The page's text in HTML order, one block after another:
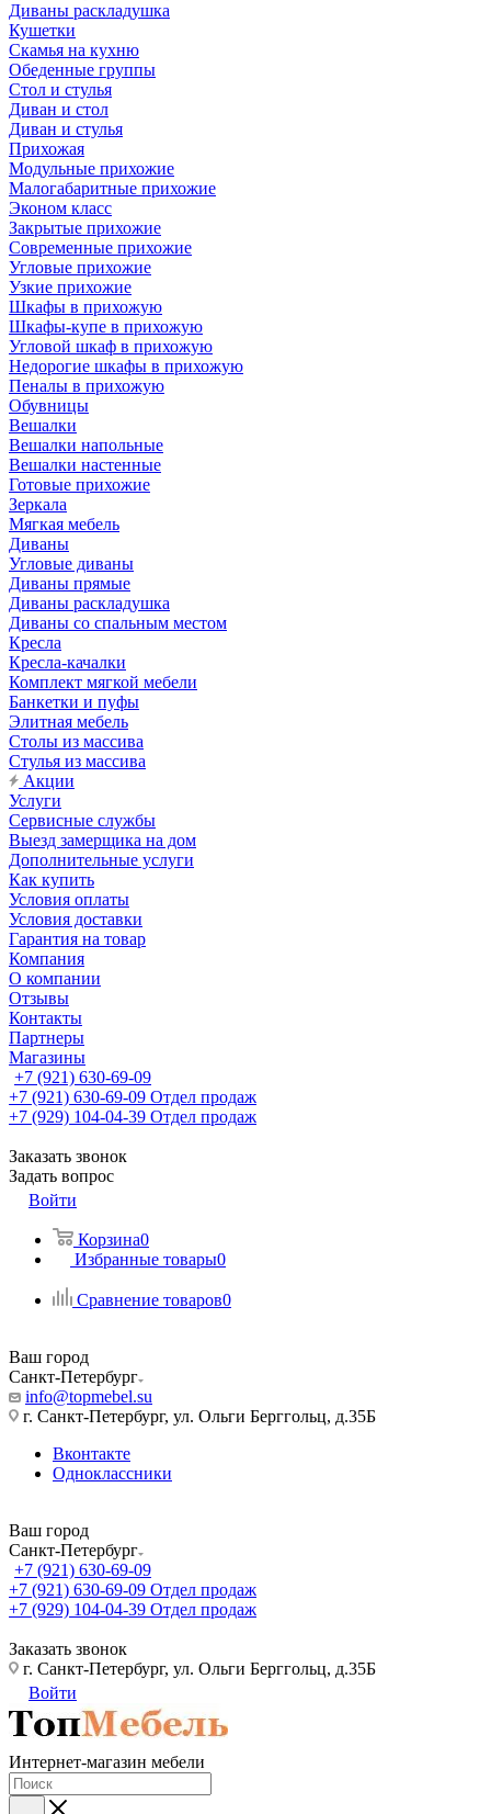
Диваны раскладушка
Кушетки
Скамья на кухню
Обеденные группы
Стол и стулья
Диван и стол
Диван и стулья
Прихожая
Модульные прихожие
Малогабаритные прихожие
Эконом класс
Закрытые прихожие
Современные прихожие
Угловые прихожие
Узкие прихожие
Шкафы в прихожую
Шкафы-купе в прихожую
Угловой шкаф в прихожую
Недорогие шкафы в прихожую
Пеналы в прихожую
Обувницы
Вешалки
Вешалки напольные
Вешалки настенные
Готовые прихожие
Зеркала
Мягкая мебель
Диваны
Угловые диваны
Диваны прямые
Диваны раскладушка
Диваны со спальным местом
Кресла
Кресла-качалки
Комплект мягкой мебели
Банкетки и пуфы
Элитная мебель
Столы из массива
Стулья из массива
Акции
Услуги
Сервисные службы
Выезд замерщика на дом
Дополнительные услуги
Как купить
Условия оплаты
Условия доставки
Гарантия на товар
Компания
О компании
Отзывы
Контакты
Партнеры
Магазины
+7 (921) 630-69-09
+7 (921) 630-69-09 Отдел продаж
+7 (929) 104-04-39 Отдел продаж
Заказать звонок
Задать вопрос
Войти
Корзина0
Избранные товары0
Сравнение товаров0
Ваш город
Санкт-Петербург
info@topmebel.su
г. Санкт-Петербург, ул. Ольги Берггольц, д.35Б
Вконтакте
Одноклассники
Ваш город
Санкт-Петербург
+7 (921) 630-69-09
+7 (921) 630-69-09 Отдел продаж
+7 (929) 104-04-39 Отдел продаж
Заказать звонок
г. Санкт-Петербург, ул. Ольги Берггольц, д.35Б
Войти
Интернет-магазин мебели